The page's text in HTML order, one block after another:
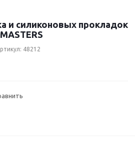
и силиконовых прокладок
48212